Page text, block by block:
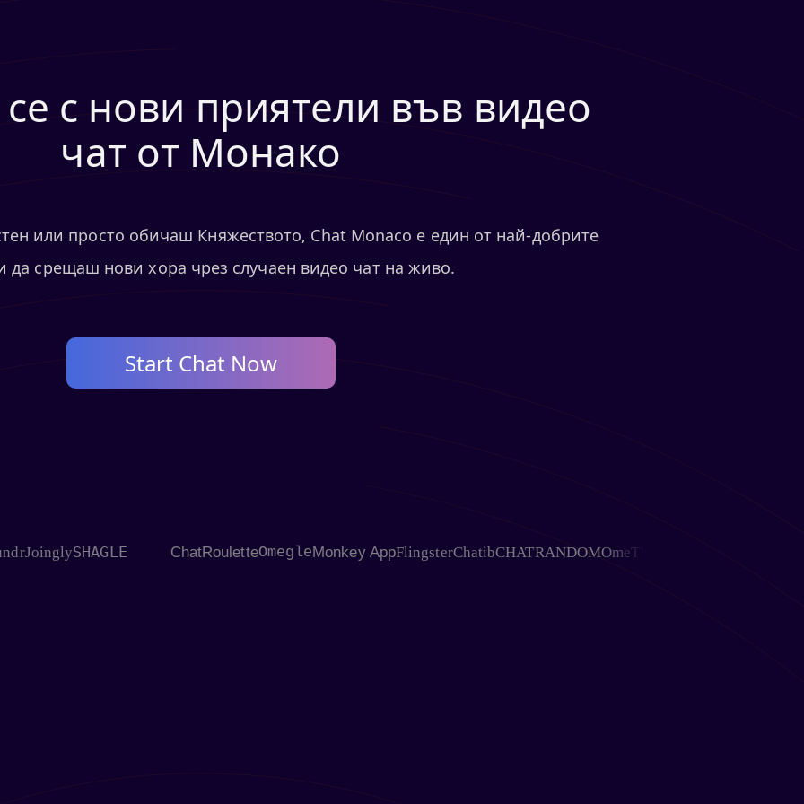
с нови приятели във видео
чат от Монако
или просто обичаш Княжеството, Chat Monaco е един от най-добрите
да срещаш нови хора чрез случаен видео чат на живо.
Start Chat Now
SHAGLE ChatRouletteOmegleMonkey AppFlingsterChatibCHATRANDOMOmeTVChativ